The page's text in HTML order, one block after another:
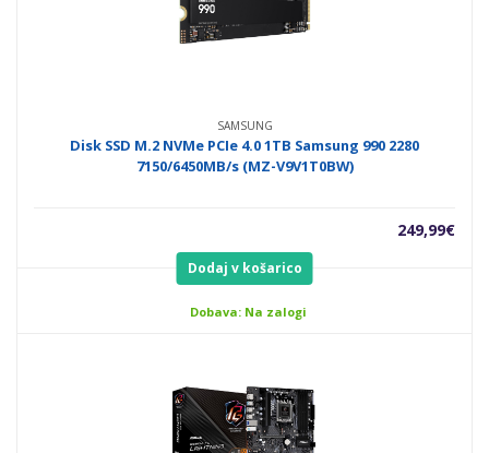
SAMSUNG
Disk SSD M.2 NVMe PCIe 4.0 1TB Samsung 990 2280
7150/6450MB/s (MZ-V9V1T0BW)
249,99€
Dodaj v košarico
Dobava: Na zalogi